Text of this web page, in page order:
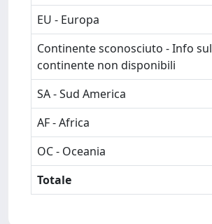
EU - Europa
Continente sconosciuto - Info sul
continente non disponibili
SA - Sud America
AF - Africa
OC - Oceania
Totale